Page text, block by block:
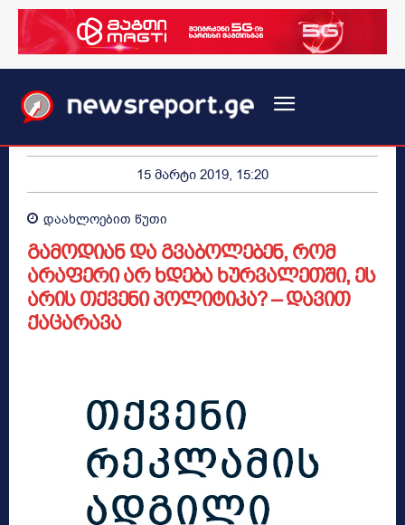
15 მარტი 2019, 15:20
დაახლოებით წუთი
გამოდიან და გვაბოლებენ, რომ
არაფერი არ ხდება ხურვალეთში, ეს
არის თქვენი პოლიტიკა? – დავით
ქაცარავა